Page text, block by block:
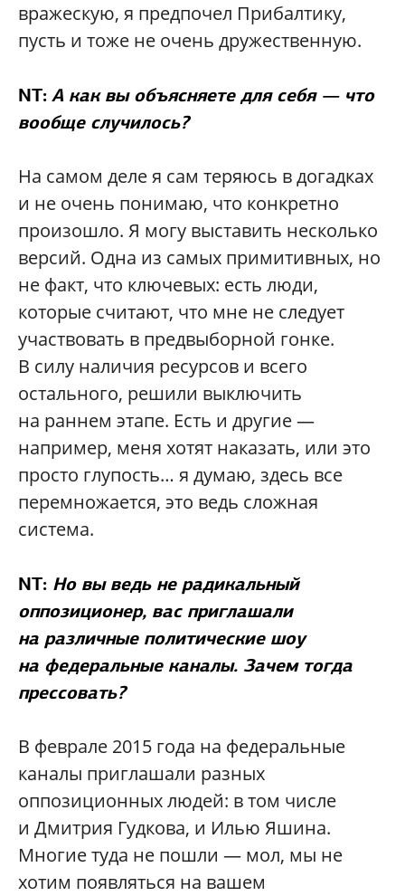
вражескую, я предпочел Прибалтику,
пусть и тоже не очень дружественную.
NT:А как вы объясняете для себя — что
вообще случилось?
На самом деле я сам теряюсь в догадках
и не очень понимаю, что конкретно
произошло. Я могу выставить несколько
версий. Одна из самых примитивных, но
не факт, что ключевых: есть люди,
которые считают, что мне не следует
участвовать в предвыборной гонке.
В силу наличия ресурсов и всего
остального, решили выключить
на раннем этапе. Есть и другие —
например, меня хотят наказать, или это
просто глупость… я думаю, здесь все
перемножается, это ведь сложная
система.
NT: Но вы ведь не радикальный
оппозиционер, вас приглашали
на различные политические шоу
на федеральные каналы. Зачем тогда
прессовать?
В феврале 2015 года на федеральные
каналы приглашали разных
оппозиционных людей: в том числе
и Дмитрия Гудкова, и Илью Яшина.
Многие туда не пошли — мол, мы не
хотим появляться на вашем